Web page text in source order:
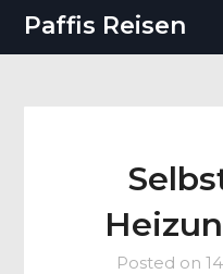
Paffis Reisen
Posted on